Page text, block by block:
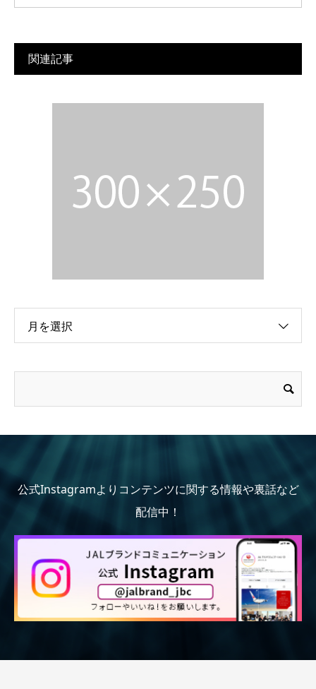
関連記事
月を選択
公式Instagramよりコンテンツに関する情報や裏話など
配信中！